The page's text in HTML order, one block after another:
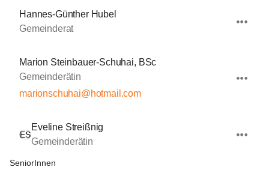
Hannes-Günther Hubel
Gemeinderat
Marion Steinbauer-Schuhai, BSc
Gemeinderätin
marionschuhai@hotmail.com
ES
Eveline Streißnig
Gemeinderätin
SeniorInnen